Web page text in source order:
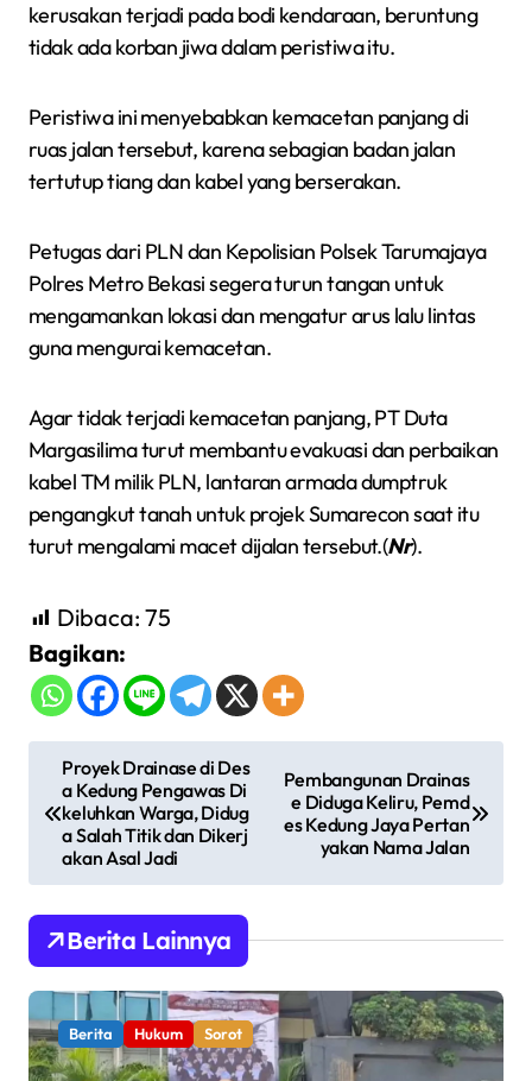
kerusakan terjadi pada bodi kendaraan, beruntung
tidak ada korban jiwa dalam peristiwa itu.
Peristiwa ini menyebabkan kemacetan panjang di
ruas jalan tersebut, karena sebagian badan jalan
tertutup tiang dan kabel yang berserakan.
Petugas dari PLN dan Kepolisian Polsek Tarumajaya
Polres Metro Bekasi segera turun tangan untuk
mengamankan lokasi dan mengatur arus lalu lintas
guna mengurai kemacetan.
Agar tidak terjadi kemacetan panjang, PT Duta
Margasilima turut membantu evakuasi dan perbaikan
kabel TM milik PLN, lantaran armada dumptruk
pengangkut tanah untuk projek Sumarecon saat itu
turut mengalami macet dijalan tersebut.(Nr).
Dibaca: 75
Bagikan:
i
g
a
s
i
p
Proyek Drainase di Des
a Kedung Pengawas Di
keluhkan Warga, Didug
a Salah Titik dan Dikerj
akan Asal Jadi
Pembangunan Drainas
e Diduga Keliru, Pemd
es Kedung Jaya Pertan
yakan Nama Jalan
Berita Lainnya
Berita Hukum Sorot